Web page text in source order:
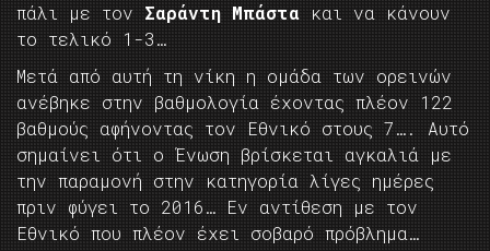
πάλι με τον Σαράντη Μπάστα και να κάνουν
το τελικό 1-3…
Μετά από αυτή τη νίκη η ομάδα των ορεινών
ανέβηκε στην βαθμολογία έχοντας πλέον 122
βαθμούς αφήνοντας τον Εθνικό στους 7…. Αυτό
σημαίνει ότι ο Ένωση βρίσκεται αγκαλιά με
την παραμονή στην κατηγορία λίγες ημέρες
πριν φύγει το 2016… Εν αντίθεση με τον
Εθνικό που πλέον έχει σοβαρό πρόβλημα…